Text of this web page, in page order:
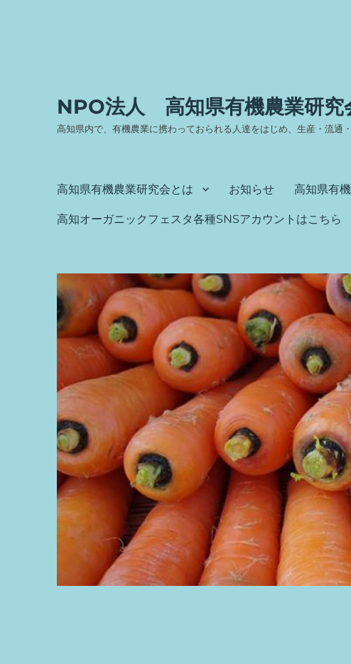
NPO法人 高知県有機農業研究
高知県内で、有機農業に携わっておられる人達をはじめ、生産・流通
高知県有機農業研究会とは お知らせ 高知県有
高知オーガニックフェスタ各種SNSアカウントはこちら